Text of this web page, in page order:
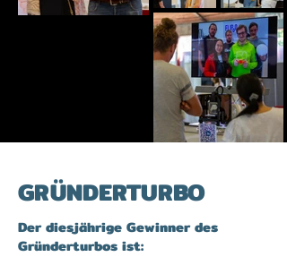
GRÜNDERTURBO
Der diesjährige Gewinner des
Gründerturbos ist: